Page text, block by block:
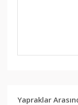
Yapraklar